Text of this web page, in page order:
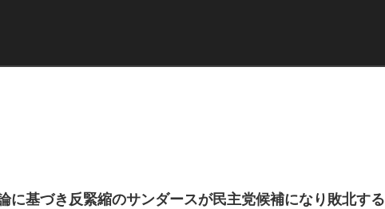
に基づき反緊縮のサンダースが民主党候補になり敗北する